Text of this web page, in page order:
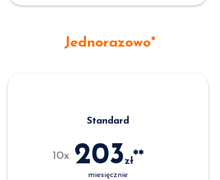
Jednorazowo*
Standard
10x 203zł**
miesięcznie